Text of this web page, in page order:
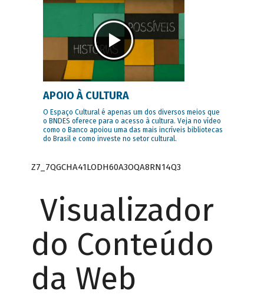
APOIO À CULTURA
O Espaço Cultural é apenas um dos diversos meios que
o BNDES oferece para o acesso à cultura. Veja no vídeo
como o Banco apoiou uma das mais incríveis bibliotecas
do Brasil e como investe no setor cultural.
Z7_7QGCHA41LODH60A3OQA8RN14Q3
Visualizador
do Conteúdo
da Web